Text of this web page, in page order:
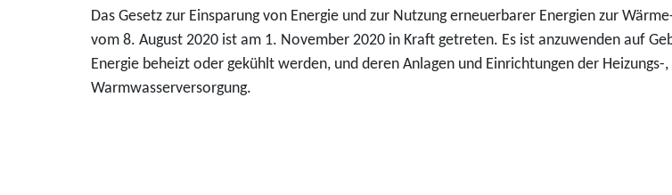
Das Gesetz zur Einsparung von Energie und zur Nutzung erneuerbarer Energien zur
vom 8. August 2020 ist am 1. November 2020 in Kraft getreten. Es ist anzuwenden auf
Energie beheizt oder gekühlt werden, und deren Anlagen und Einrichtungen der
Warmwasserversorgung.